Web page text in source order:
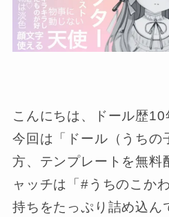
こんにちは、ドール歴10
今回は「ドール（うちの
方、テンプレートを無料
ャッチは「#うちのこか
持ちをたっぷり詰め込ん